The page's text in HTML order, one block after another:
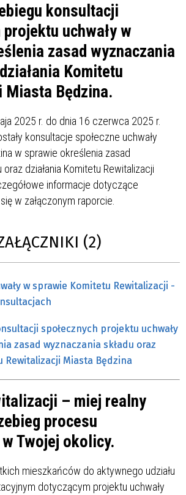
konsultacji
projektu uchwały w
zasad wyznaczania
Komitetu
Miasta Będzina.
2025 r. do dnia 16 czerwca 2025 r.
konsultacje społeczne uchwały
w sprawie określenia zasad
działania Komitetu Rewitalizacji
informacje dotyczące
w załączonym raporcie.
(2)
w sprawie Komitetu Rewitalizacji -
społecznych projektu uchwały
zasad wyznaczania składu oraz
Rewitalizacji Miasta Będzina
– miej realny
procesu
Twojej okolicy.
mieszkańców do aktywnego udziału
dotyczącym projektu uchwały